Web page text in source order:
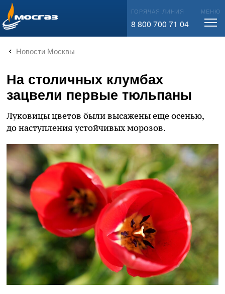
info@mos-gaz.ru ГОРЯЧАЯ ЛИНИЯ
8 800 700 71 04
МЕНЮ
Новости Москвы
На столичных клумбах
зацвели первые тюльпаны
Луковицы цветов были высажены еще осенью,
до наступления устойчивых морозов.